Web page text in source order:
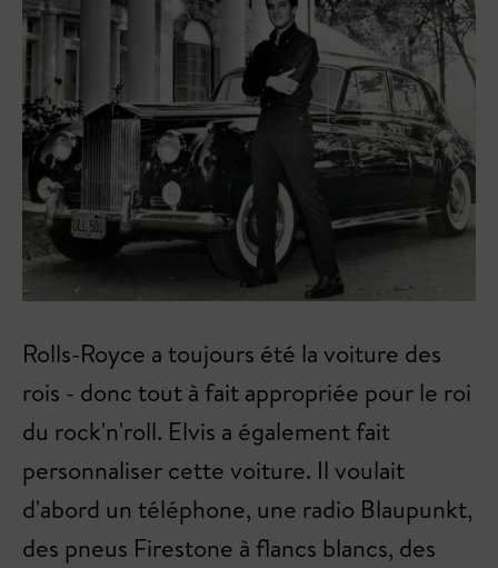
Rolls-Royce a toujours été la voiture des
rois - donc tout à fait appropriée pour le roi
du rock'n'roll. Elvis a également fait
personnaliser cette voiture. Il voulait
d'abord un téléphone, une radio Blaupunkt,
des pneus Firestone à flancs blancs, des